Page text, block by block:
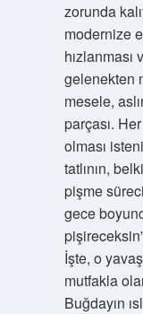
zorunda
modernize
hızlanması
gelenekten
mesele,
parçası.
olması
tatlının,
pişme
gece
İşte, o
mutfakla
Buğdayın